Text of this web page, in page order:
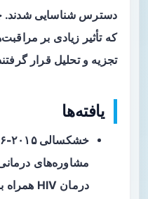
دسترس شناسایی شدند.
که تأثیر زیادی بر
تجزیه و تحلیل قرار
یافته‌ها
خشکسالی ۲۰۱۵-۲۰۱۶
مشاوره‌های
درمان HIV همراه بود.